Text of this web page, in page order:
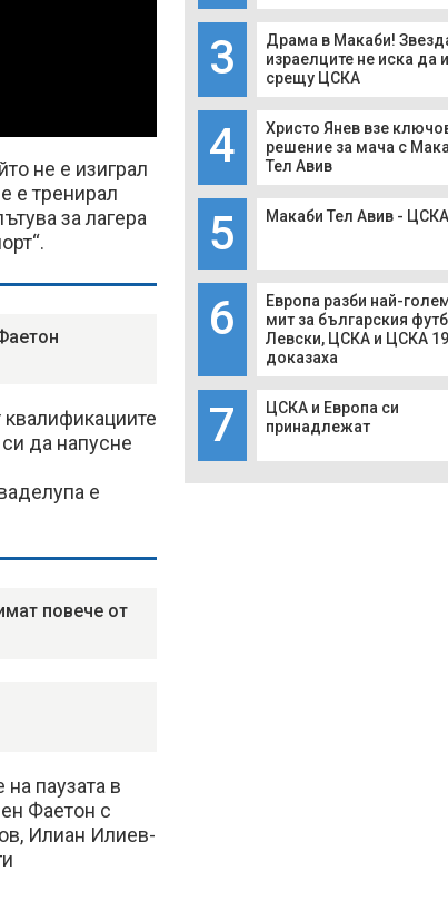
не е изиграл
е тренирал
за лагера
да напусне
е
повече от
паузата в
Фаетон с
Илиан Илиев-
3
Драма в Макаби!
израелците не иска да
срещу ЦСКА
4
Христо Янев взе
решение за мача с
Тел Авив
5 Макаби Тел Авив -
6
Европа разби най-
мит за българския
Левски, ЦСКА и ЦСКА
доказаха
7
ЦСКА и Европа си
принадлежат